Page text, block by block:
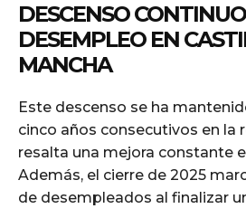
DESCENSO
DESEMPLEO EN
MANCHA
Este descenso se ha
cinco años consecutivos en la
resalta una mejora constante
Además, el cierre de 2025
de desempleados al finalizar